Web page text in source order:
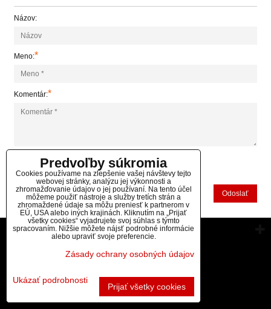
Názov:
Meno:*
Komentár:*
*(Povinné)
Odoslať
Vytvorené pomocou:BiznisWeb.sk
Predvoľby súkromia
Cookies používame na zlepšenie vašej návštevy tejto
webovej stránky, analýzu jej výkonnosti a
zhromažďovanie údajov o jej používaní. Na tento účel
môžeme použiť nástroje a služby tretích strán a
zhromaždené údaje sa môžu preniesť k partnerom v
EÚ, USA alebo iných krajinách. Kliknutím na „Prijať
všetky cookies“ vyjadrujete svoj súhlas s týmto
spracovaním. Nižšie môžete nájsť podrobné informácie
alebo upraviť svoje preferencie.
Zásady ochrany osobných údajov
Ukázať podrobnosti
Prijať všetky cookies